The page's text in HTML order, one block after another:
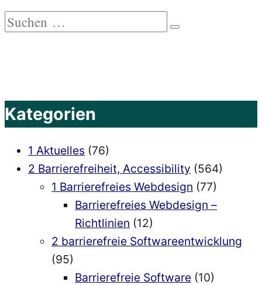
Suchen
Kategorien
1 Aktuelles (76)
2 Barrierefreiheit, Accessibility (564)
1 Barrierefreies Webdesign (77)
Barrierefreies Webdesign –
Richtlinien (12)
2 barrierefreie Softwareentwicklung
(95)
Barrierefreie Software (10)